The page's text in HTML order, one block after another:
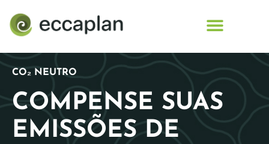
CO₂ NEUTRO
COMPENSE SUAS
EMISSÕES DE